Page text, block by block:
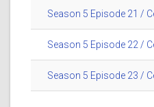
Season 5 Episode 21 /
Season 5 Episode 22 /
Season 5 Episode 23 /